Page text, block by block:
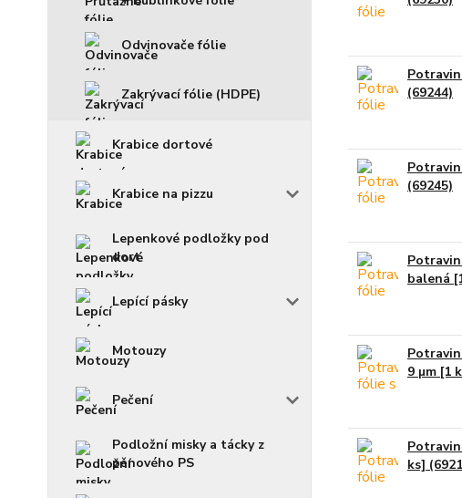
Odvinovače fólie
Zakrývací fólie (HDPE)
Krabice dortové
Krabice na pizzu
Lepenkové podložky pod
dort
Lepící pásky
Motouzy
Pečení
Podložní misky a tácky z
pěnového PS
(69244)
(69245)
balená
9 µm [1
ks]